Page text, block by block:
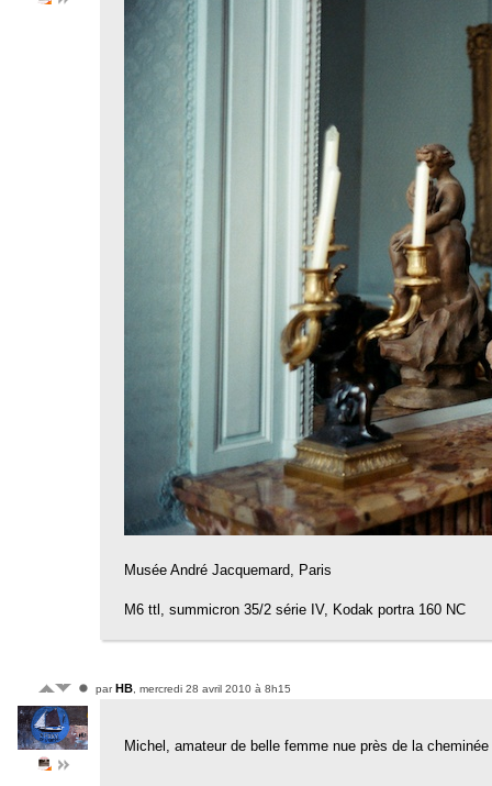
Musée André Jacquemard, Paris
M6 ttl, summicron 35/2 série IV, Kodak portra 160 NC
parHB , mercredi 28 avril 2010 à 8h15
Michel, amateur de belle femme nue près de la cheminée